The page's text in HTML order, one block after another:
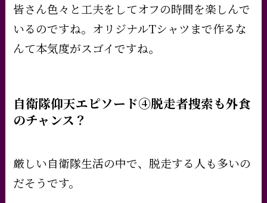
皆さん色々と工夫をしてオフの時間を楽しんで
いるのですね。オリジナルTシャツまで作るな
んて本気度がスゴイですね。
自衛隊仰天エピソード④脱走者捜索も外食
のチャンス？
厳しい自衛隊生活の中で、脱走する人も多いの
だそうです。